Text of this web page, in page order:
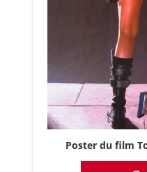
Poster du film